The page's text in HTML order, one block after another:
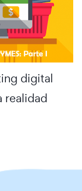
digital
realidad